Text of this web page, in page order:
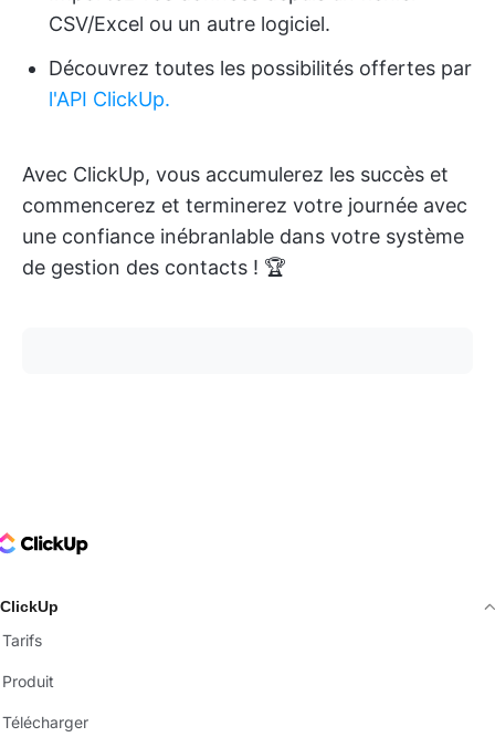
CSV/Excel ou un autre logiciel.
Découvrez toutes les possibilités offertes par
l'API ClickUp.
Avec ClickUp, vous accumulerez les succès et
commencerez et terminerez votre journée avec
une confiance inébranlable dans votre système
de gestion des contacts ! 🏆
Logo
ClickUp
Tarifs
Produit
Télécharger